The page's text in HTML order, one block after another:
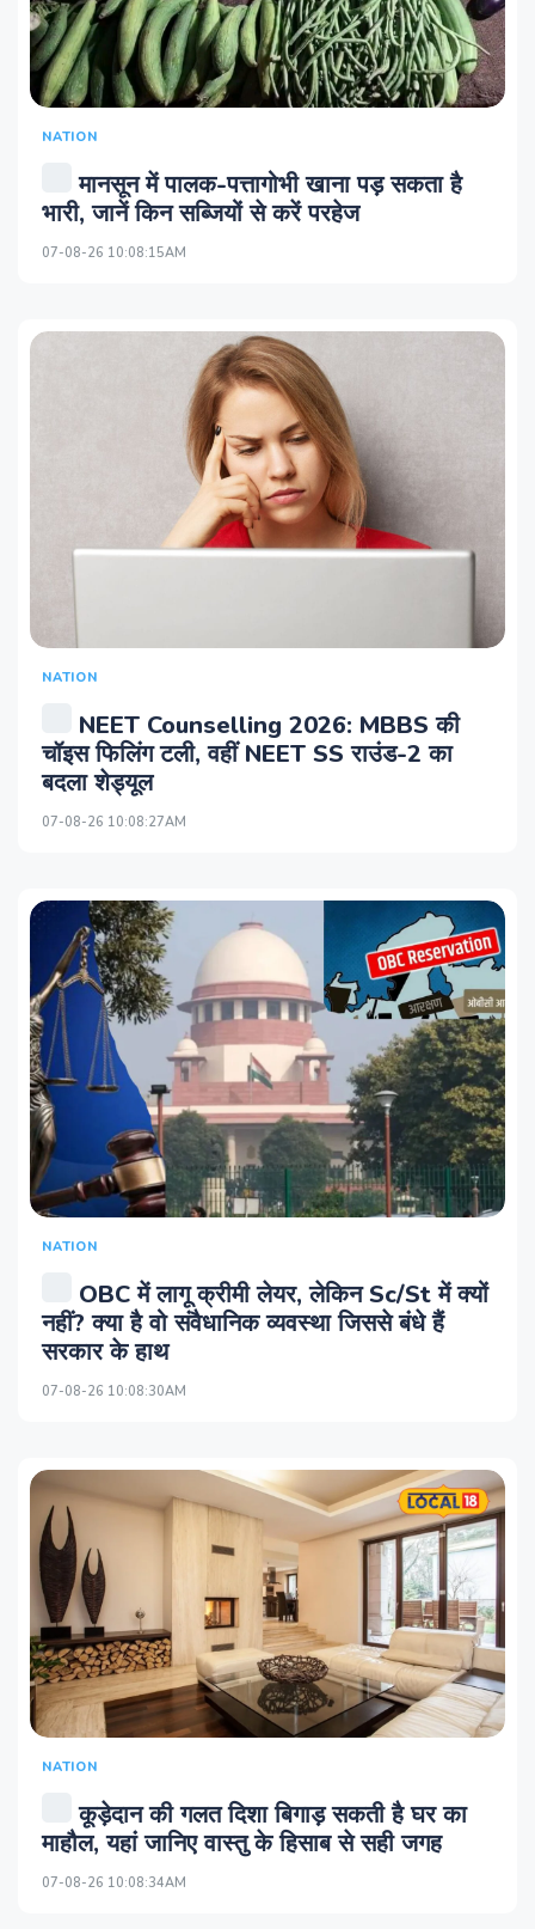
NATION
मानसून में पालक-पत्तागोभी खाना पड़ सकता है
भारी, जानें किन सब्जियों से करें परहेज
07-08-26 10:08:15AM
NATION
NEET Counselling 2026: MBBS की
चॉइस फिलिंग टली, वहीं NEET SS राउंड-2 का
बदला शेड्यूल
07-08-26 10:08:27AM
NATION
OBC में लागू क्रीमी लेयर, लेकिन Sc/St में क्यों
नहीं? क्या है वो संवैधानिक व्यवस्था जिससे बंधे हैं
सरकार के हाथ
07-08-26 10:08:30AM
NATION
कूड़ेदान की गलत दिशा बिगाड़ सकती है घर का
माहौल, यहां जानिए वास्तु के हिसाब से सही जगह
07-08-26 10:08:34AM